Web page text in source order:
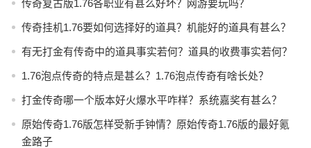
传奇复古版1.76各职业有甚么好坏？网游要玩吗？
传奇挂机1.76要如何选择好的道具？机能好的道具有甚么？
有无打金有传奇中的道具事实若何？道具的收费事实若何？
1.76泡点传奇的特点是甚么？1.76泡点传奇有啥长处？
打金传奇哪一个版本好火爆水平咋样？系统嘉奖有甚么？
原始传奇1.76版怎样受新手钟情？原始传奇1.76版的最好氪
金路子